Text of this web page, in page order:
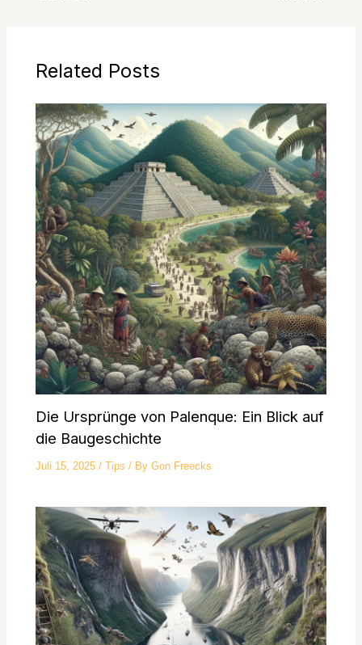
Related Posts
Die Ursprünge von Palenque: Ein Blick auf
die Baugeschichte
Juli 15, 2025/Tips / ByGon Freecks